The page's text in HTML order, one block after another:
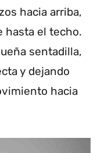
hacia arriba,
hasta el techo.
sentadilla,
y dejando
hacia